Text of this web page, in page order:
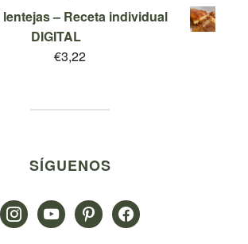
lentejas – Receta individual
DIGITAL
€3,22
SÍGUENOS
instagramyoutubepinterestfacebook